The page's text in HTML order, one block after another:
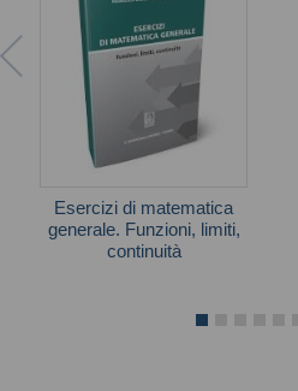
Esercizi di matematica
generale. Funzioni, limiti,
continuità